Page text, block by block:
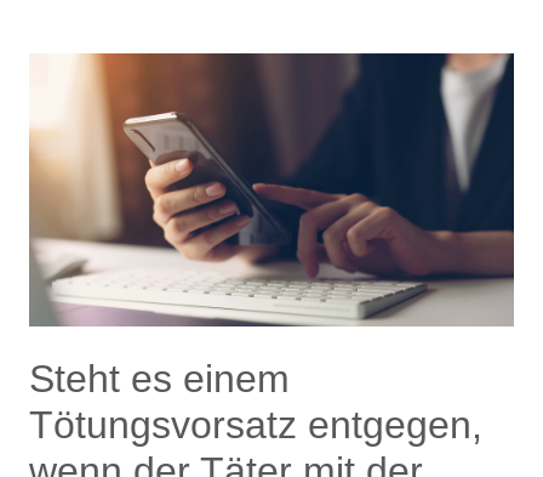
Steht es einem
Tötungsvorsatz entgegen,